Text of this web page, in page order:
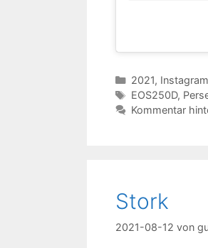
Kategorien
2021, Instagram
Schlagwörter
EOS250D,
Kommentar
Stork
2021-08-12 von